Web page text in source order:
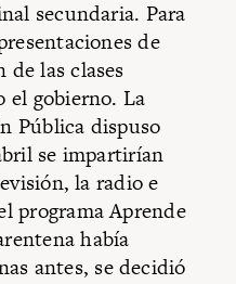
secundaria. Para
de
de las clases
el gobierno. La
Pública dispuso
se impartirían
la radio e
programa Aprende
había
antes, se decidió